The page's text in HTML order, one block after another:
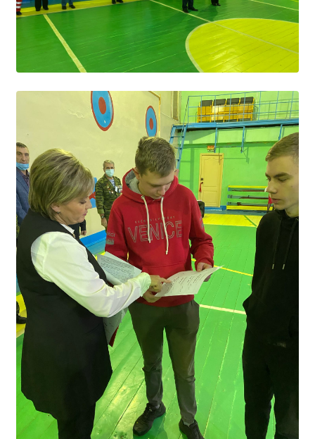
Профилактическая работа
Работа педагога-психолога
Студенческий совет
Студенческий спортивный клуб
МЕТОДИЧЕСКАЯ РАБОТА
В помощь педагогам и мастерам ПО
ПРОЧЕЕ
История нашего техникума
Фотографии техникума
ПОЛЕЗНЫЕ ССЫЛКИ
Министерство науки и высшего образования
Главное управление по контролю за оборотом
наркотиков
Общероссийская база вакансий "Работа в
Сбербанк Онлайн - оплачивайте
образовательные услуги